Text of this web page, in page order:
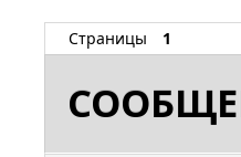
Страницы 1